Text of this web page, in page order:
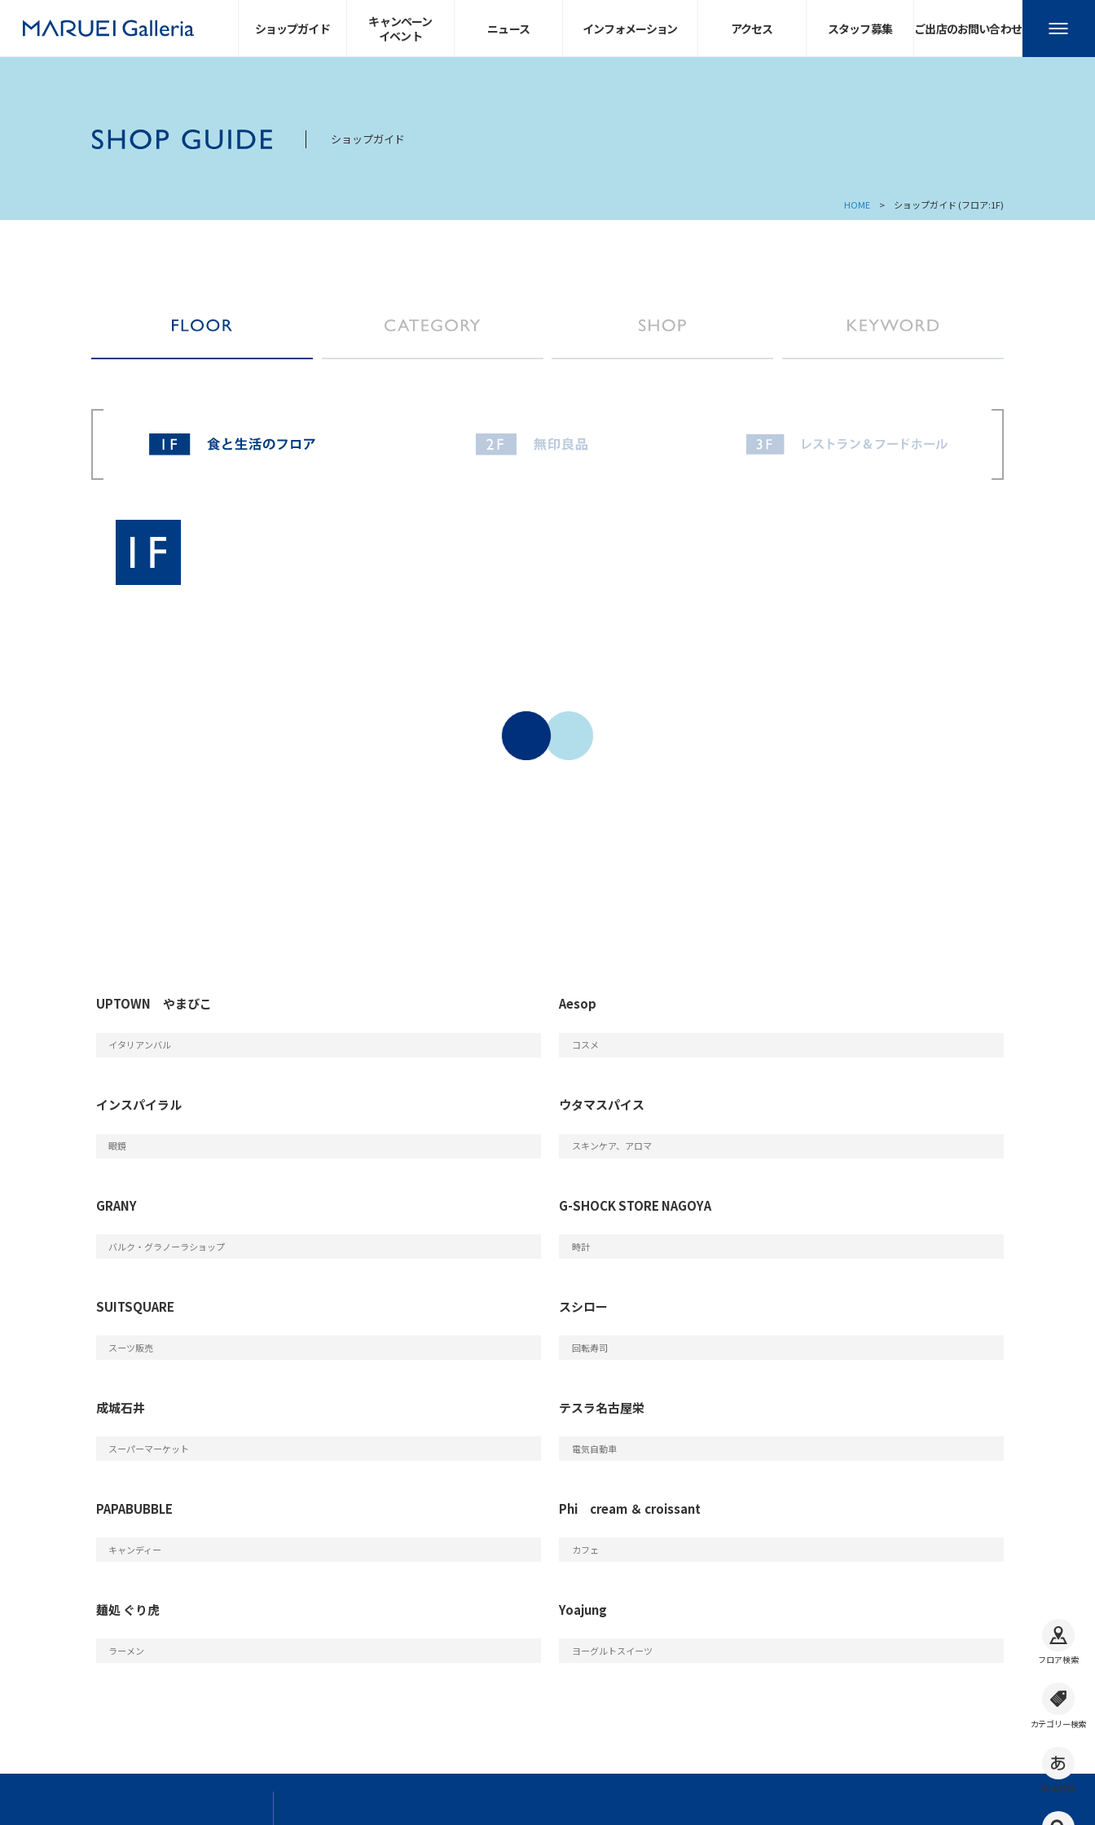
ショップガイド
キャンペーン
イベント
ニュース インフォメーション アクセス スタッフ募集 ご出店のお問い合わせ
フロア検索
カテゴリー検索
50音検索
ショップガイド
HOME ショップガイド (フロア:1F)
UPTOWN やまびこ
イタリアンバル
Aesop
コスメ
インスパイラル
眼鏡
ウタマスパイス
スキンケア、アロマ
GRANY
バルク・グラノーラショップ
G-SHOCK STORE NAGOYA
時計
SUITSQUARE
スーツ販売
スシロー
回転寿司
成城石井
スーパーマーケット
テスラ名古屋栄
電気自動車
PAPABUBBLE
キャンディー
Phi cream ＆ croissant
カフェ
麺処 ぐり虎
ラーメン
Yoajung
ヨーグルトスイーツ